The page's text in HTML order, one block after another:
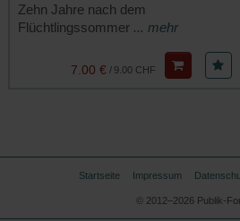
Zehn Jahre nach dem
Flüchtlingssommer ... mehr
9.00 CHF
/
7.00 €
Startseite Impressum
© 2012–2026 Publik-